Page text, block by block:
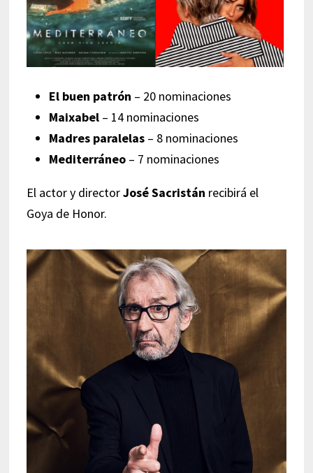
El buen patrón – 20 nominaciones
Maixabel– 14 nominaciones
Madres paralelas– 8 nominaciones
Mediterráneo– 7 nominaciones
El actor y directorJosé Sacristán recibirá el
Goya de Honor.